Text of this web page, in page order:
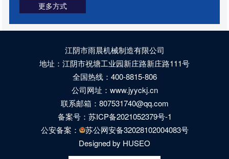
更多方式
江阴市雨晨机械制造有限公司
地址：江阴市祝塘工业园新庄路新庄路111号
全国热线：400-8815-806
公司网址：www.jyyckj.cn
联系邮箱：807531740@qq.com
备案号： 苏ICP备2021052379号-1
公安备案：
苏公网安备32028102004083号
Designed by HUSEO